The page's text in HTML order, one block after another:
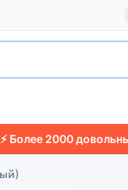
довольных